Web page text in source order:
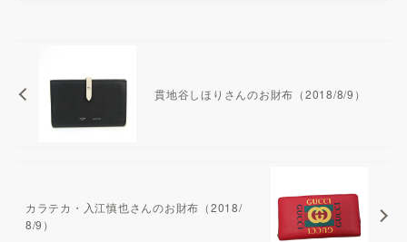
貫地谷しほりさんのお財布（2018/8/9）
カラテカ・入江慎也さんのお財布（2018/
8/9）